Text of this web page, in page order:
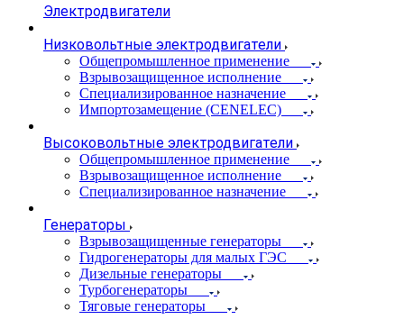
Электродвигатели
Низковольтные электродвигатели
Общепромышленное применение
Взрывозащищенное исполнение
Специализированное назначение
Импортозамещение (CENELEC)
Высоковольтные электродвигатели
Общепромышленное применение
Взрывозащищенное исполнение
Специализированное назначение
Генераторы
Взрывозащищенные генераторы
Гидрогенераторы для малых ГЭС
Дизельные генераторы
Турбогенераторы
Тяговые генераторы